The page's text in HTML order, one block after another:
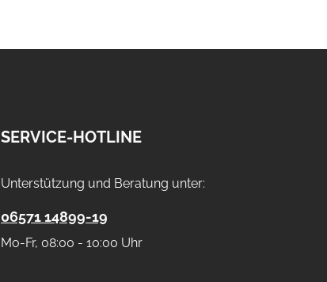
SERVICE-HOTLINE
Unterstützung und Beratung unter:
06571 14899-19
Mo-Fr, 08:00 - 10:00 Uhr